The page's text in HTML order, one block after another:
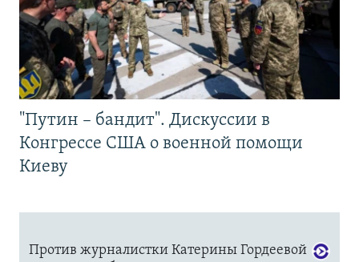
"Путин – бандит". Дискуссии в
Конгрессе США о военной помощи
Киеву